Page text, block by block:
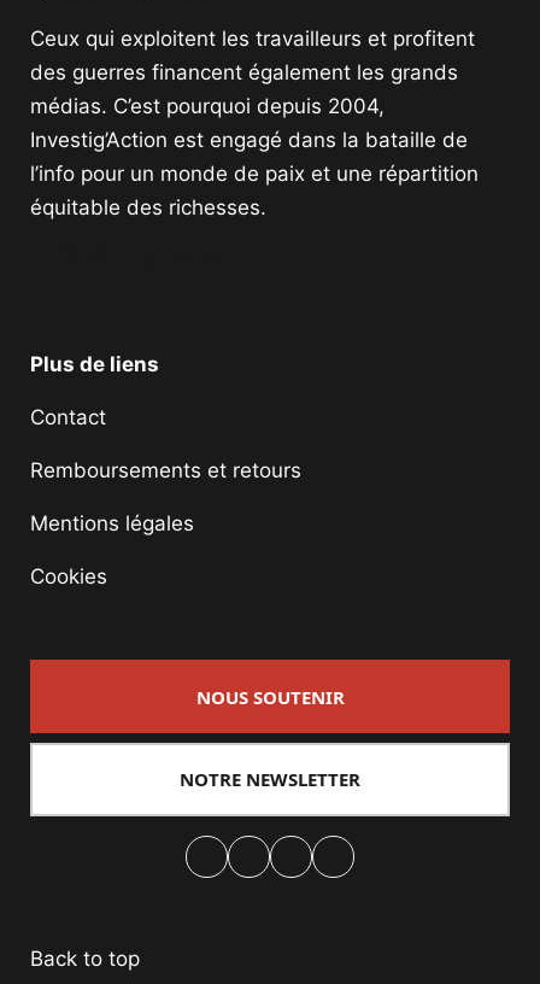
Ceux qui exploitent les travailleurs et profitent
des guerres financent également les grands
médias. C’est pourquoi depuis 2004,
Investig’Action est engagé dans la bataille de
l’info pour un monde de paix et une répartition
équitable des richesses.
Plus de liens
Contact
Remboursements et retours
Mentions légales
Cookies
NOUS SOUTENIR
NOTRE NEWSLETTER
Back to top